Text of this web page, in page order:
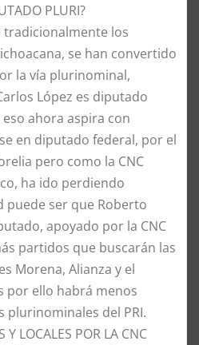
PLURI?
tradicionalmente los
se han convertido
la vía plurinominal,
López es diputado
ahora aspira con
en diputado federal, por el
pero como la CNC
ha ido perdiendo
puede ser que Roberto
apoyado por la CNC
partidos que buscarán las
Morena, Alianza y el
por ello habrá menos
del PRI.
Y LOCALES POR LA CNC